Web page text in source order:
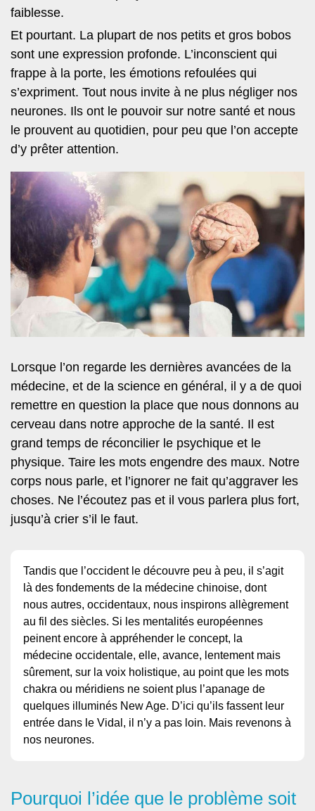
faiblesse.
Et pourtant. La plupart de nos petits et gros bobos
sont une expression profonde. L’inconscient qui
frappe à la porte, les émotions refoulées qui
s’expriment. Tout nous invite à ne plus négliger nos
neurones. Ils ont le pouvoir sur notre santé et nous
le prouvent au quotidien, pour peu que l’on accepte
d’y prêter attention.
Lorsque l’on regarde les dernières avancées de la
médecine, et de la science en général, il y a de quoi
remettre en question la place que nous donnons au
cerveau dans notre approche de la santé. Il est
grand temps de réconcilier le psychique et le
physique. Taire les mots engendre des maux. Notre
corps nous parle, et l’ignorer ne fait qu’aggraver les
choses. Ne l’écoutez pas et il vous parlera plus fort,
jusqu’à crier s’il le faut.
Tandis que l’occident le découvre peu à peu, il s’agit
là des fondements de la médecine chinoise, dont
nous autres, occidentaux, nous inspirons allègrement
au fil des siècles. Si les mentalités européennes
peinent encore à appréhender le concept, la
médecine occidentale, elle, avance, lentement mais
sûrement, sur la voix holistique, au point que les mots
chakra ou méridiens ne soient plus l’apanage de
quelques illuminés New Age. D’ici qu’ils fassent leur
entrée dans le Vidal, il n’y a pas loin. Mais revenons à
nos neurones.
Pourquoi l’idée que le problème soit